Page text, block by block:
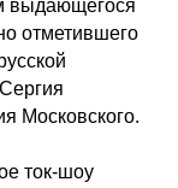
выдающегося
отметившего
Московского.
ток-шоу